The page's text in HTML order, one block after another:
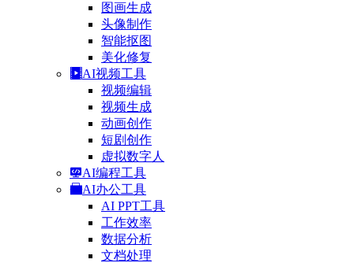
图画生成
头像制作
智能抠图
美化修复
AI视频工具
视频编辑
视频生成
动画创作
短剧创作
虚拟数字人
AI编程工具
AI办公工具
AI PPT工具
工作效率
数据分析
文档处理